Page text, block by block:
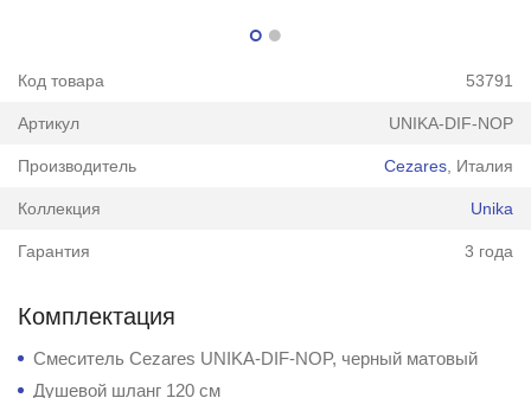
Код товара 53791
Артикул UNIKA-DIF-NOP
Производитель Cezares , Италия
Коллекция Unika
Гарантия 3 года
Комплектация
Смеситель Cezares UNIKA-DIF-NOP, черный матовый
Душевой шланг 120 см